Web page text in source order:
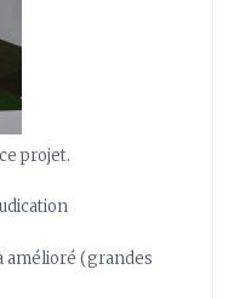
projet.
amélioré (grandes